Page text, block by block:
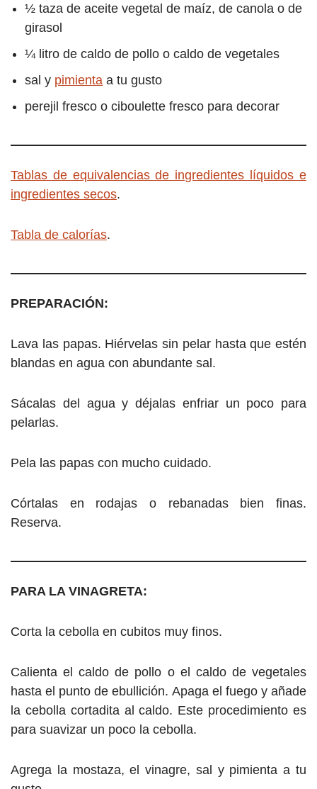
½ taza de aceite vegetal de maíz, de canola o de
girasol
¼ litro de caldo de pollo o caldo de vegetales
sal y pimienta a tu gusto
perejil fresco o ciboulette fresco para decorar
Tablas de equivalencias de ingredientes líquidos e
ingredientes secos.
Tabla de calorías.
PREPARACIÓN:
Lava las papas. Hiérvelas sin pelar hasta que estén
blandas en agua con abundante sal.
Sácalas del agua y déjalas enfriar un poco para
pelarlas.
Pela las papas con mucho cuidado.
Córtalas en rodajas o rebanadas bien finas.
Reserva.
PARA LA VINAGRETA:
Corta la cebolla en cubitos muy finos.
Calienta el caldo de pollo o el caldo de vegetales
hasta el punto de ebullición. Apaga el fuego y añade
la cebolla cortadita al caldo. Este procedimiento es
para suavizar un poco la cebolla.
Agrega la mostaza, el vinagre, sal y pimienta a tu